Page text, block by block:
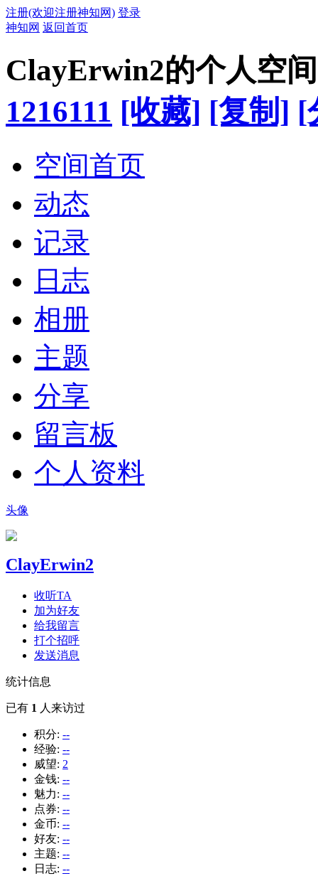
注册(欢迎注册神知网) 登录
神知网 返回首页
ClayErwin2的个人空间
1216111 [收藏] [复制] [
空间首页
动态
记录
日志
相册
主题
分享
留言板
个人资料
头像
ClayErwin2
收听TA
加为好友
给我留言
打个招呼
发送消息
统计信息
已有 1 人来访过
积分: --
经验: --
威望: 2
金钱: --
魅力: --
点券: --
金币: --
好友: --
主题: --
日志: --